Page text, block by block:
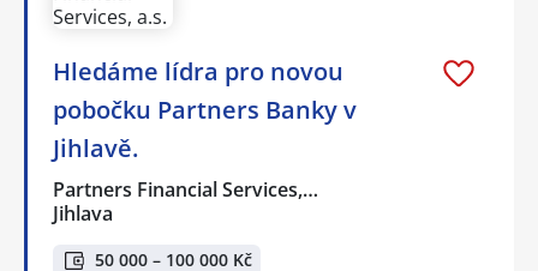
Hledáme lídra pro novou
pobočku Partners Banky v
Jihlavě.
Partners Financial Services,…
Jihlava
50 000 – 100 000 Kč